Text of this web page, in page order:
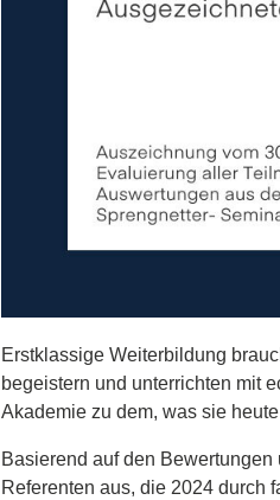
Erstklassige Weiterbildung
begeistern und unterrichten mit
Akademie zu dem, was sie
Basierend auf den
Referenten aus, die 2024 durch